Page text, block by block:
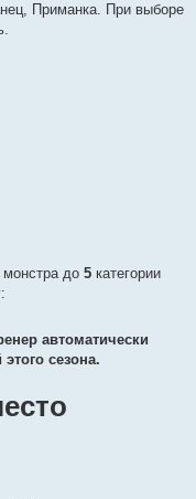
Приманка. При выборе
до 5 категории
автоматически
сезона.